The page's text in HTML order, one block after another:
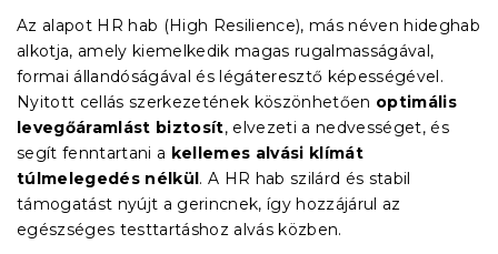
Az alapot HR hab (High Resilience), más néven hideghab
alkotja, amely kiemelkedik magas rugalmasságával,
formai állandóságával és légáteresztő képességével.
Nyitott cellás szerkezetének köszönhetően optimális
levegőáramlást biztosít, elvezeti a nedvességet, és
segít fenntartani a kellemes alvási klímát
túlmelegedés nélkül. A HR hab szilárd és stabil
támogatást nyújt a gerincnek, így hozzájárul az
egészséges testtartáshoz alvás közben.